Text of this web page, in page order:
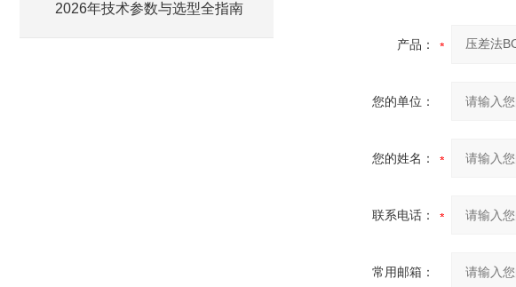
产品：
您的单位：
您的姓名：
联系电话：
常用邮箱：
2026年技术参数与选型全指南